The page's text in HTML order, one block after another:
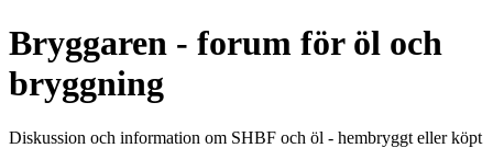
Bryggaren - forum för öl och
bryggning
Diskussion och information om SHBF och öl - hembryggt eller köpt